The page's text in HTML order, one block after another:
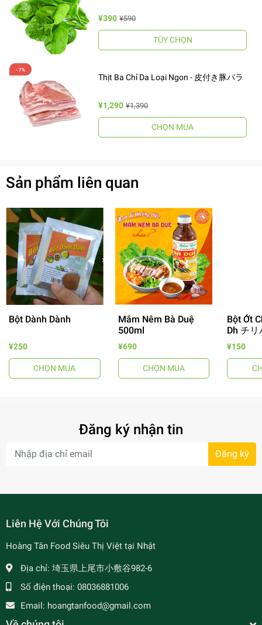
- 64%
- 34%
¥390 ¥590
TÙY CHỌN
Thịt Ba Chỉ Da Loại Ngon - 皮付き豚バラ
¥1,290 ¥1,390
CHỌN MUA
Sản phẩm liên quan
Bột Dành Dành
¥250
CHỌN MUA
Mắm Nêm Bà Duệ
500ml
¥690
CHỌN MUA
Bột Ớt
Dh チ
¥150
Đăng ký nhận tin
Đăng ký
Liên Hệ Với Chúng Tôi
Hoàng Tân Food Siêu Thị Việt tại Nhật
Địa chỉ: 埼玉県上尾市小敷谷982-6
Số điện thoại: 08036881006
Email: hoangtanfood@gmail.com